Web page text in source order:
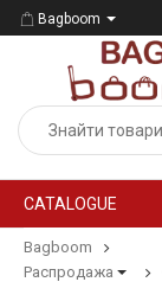
Bagboom
CATALOGUE
Bagboom
Распродажа